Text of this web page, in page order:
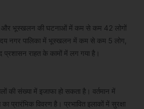
और भूस्खलन की घटनाओं में कम से कम 42 लोगों
नगर पालिका में भूस्खलन में कम से कम 5 लोग,
राहत के कामों में लग गया है।
की संख्या में इजाफा हो सकता है। वर्तमान में
विवरण है। प्रभावित इलाकों में सुरक्षा